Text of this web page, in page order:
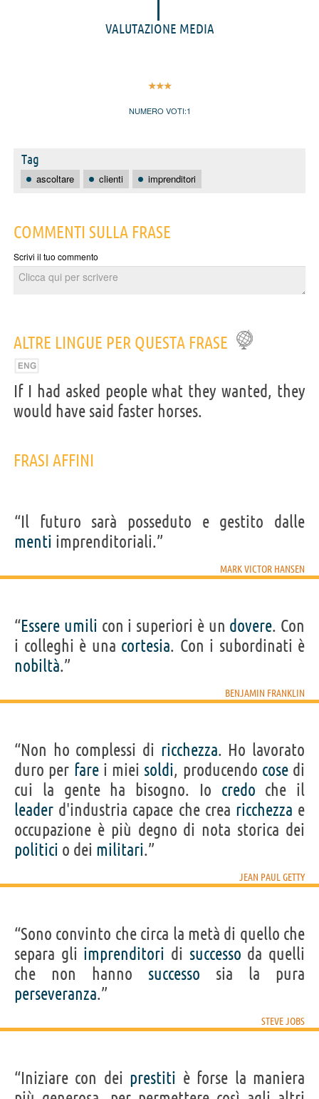
VALUTAZIONE MEDIA
NUMERO VOTI:1
Tag
ascoltare clienti imprenditori
COMMENTI SULLA FRASE
Scrivi il tuo commento
ALTRE LINGUE PER QUESTA FRASE
If I had asked people what they wanted, they
would have said faster horses.
FRASI AFFINI
“Il futuro sarà posseduto e gestito dalle
menti imprenditoriali.”
MARK VICTOR HANSEN
“Essere umili con i superiori è un dovere. Con
i colleghi è una cortesia. Con i subordinati è
nobiltà.”
BENJAMIN FRANKLIN
“Non ho complessi di ricchezza. Ho lavorato
duro per farei miei soldi, producendo cosedi
cui la gente ha bisogno. Io credo che il
leader d'industria capace che crea ricchezza e
occupazione è più degno di nota storica dei
politici o dei militari.”
JEAN PAUL GETTY
“Sono convinto che circa la metà di quello che
separa gli imprenditori di successo da quelli
che non hanno successo sia la pura
perseveranza.”
STEVE JOBS
“Iniziare con dei prestiti è forse la maniera